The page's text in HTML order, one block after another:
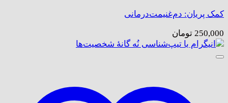
کمک پریان: دم‌غنیمت‌درمانی
250,000 تومان